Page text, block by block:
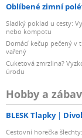
Oblíbené zimní
Sladký poklad u cesty:
nebo kompotu
Domácí kečup pečený v
vařený
Cuketová zmrzlina?
úrodu
Hobby a
BLESK Tlapky
Cestovní horečka